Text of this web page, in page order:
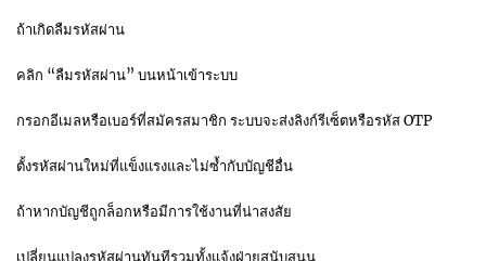
ถ้าเกิดลืมรหัสผ่าน
คลิก “ลืมรหัสผ่าน” บนหน้าเข้าระบบ
กรอกอีเมลหรือเบอร์ที่สมัครสมาชิก ระบบจะส่งลิงก์รีเซ็ตหรือรหัส OTP
ตั้งรหัสผ่านใหม่ที่แข็งแรงและไม่ซ้ำกับบัญชีอื่น
ถ้าหากบัญชีถูกล็อกหรือมีการใช้งานที่น่าสงสัย
เปลี่ยนแปลงรหัสผ่านทันทีรวมทั้งแจ้งฝ่ายสนับสนุน